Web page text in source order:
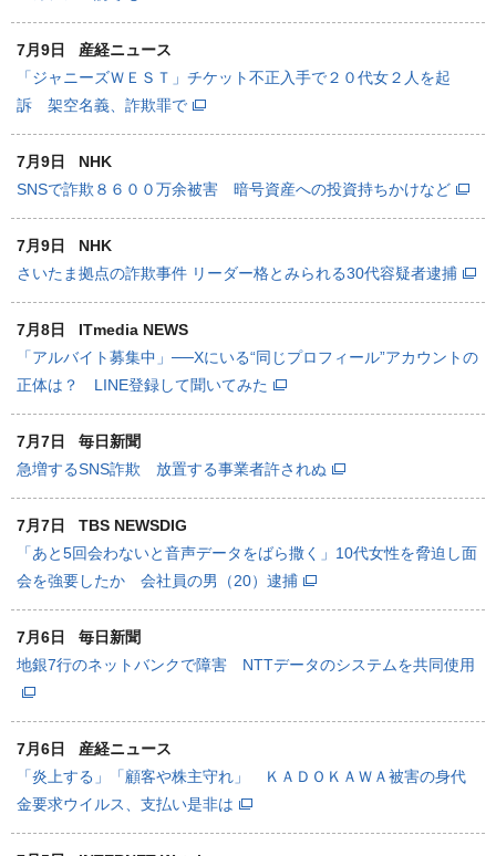
7月9日
産経ニュース
「ジャニーズＷＥＳＴ」チケット不正入手で２０代女２人を起
訴 架空名義、詐欺罪で
7月9日
NHK
SNSで詐欺８６００万余被害 暗号資産への投資持ちかけなど
7月9日
NHK
さいたま拠点の詐欺事件 リーダー格とみられる30代容疑者逮捕
7月8日
ITmedia NEWS
「アルバイト募集中」──Xにいる“同じプロフィール”アカウントの
正体は？ LINE登録して聞いてみた
7月7日
毎日新聞
急増するSNS詐欺 放置する事業者許されぬ
7月7日
TBS NEWSDIG
「あと5回会わないと音声データをばら撒く」10代女性を脅迫し面
会を強要したか 会社員の男（20）逮捕
7月6日
毎日新聞
地銀7行のネットバンクで障害 NTTデータのシステムを共同使用
7月6日
産経ニュース
「炎上する」「顧客や株主守れ」 ＫＡＤＯＫＡＷＡ被害の身代
金要求ウイルス、支払い是非は